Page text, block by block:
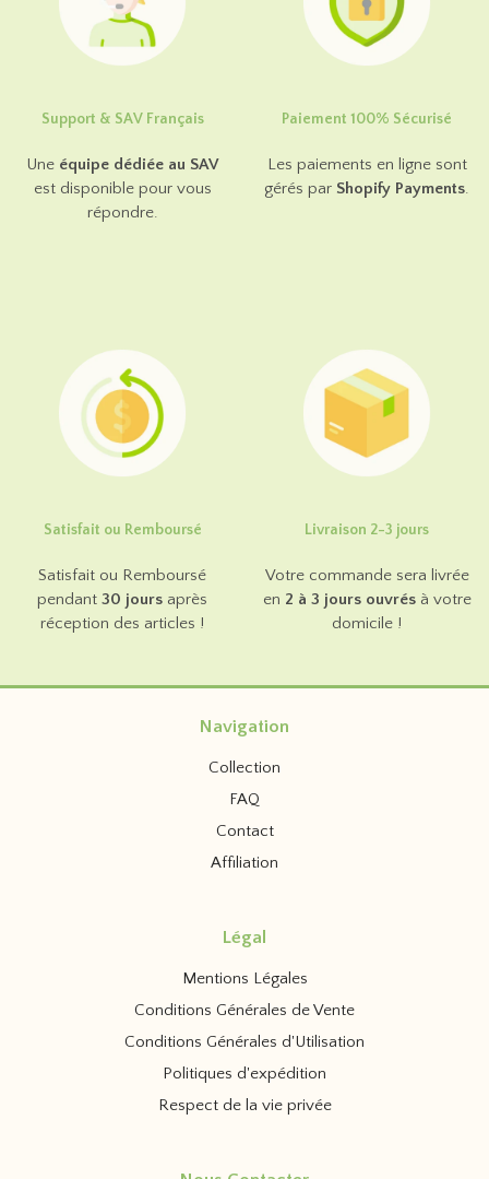
Support & SAV Français
Une équipe dédiée au SAV
est disponible pour vous
répondre.
Paiement 100% Sécurisé
Les paiements en ligne sont
gérés par Shopify Payments.
Satisfait ou Remboursé
Satisfait ou Remboursé
pendant 30 jours après
réception des articles !
Livraison 2-3 jours
Votre commande sera livrée
en 2 à 3 jours ouvrésà votre
domicile !
Navigation
Collection
FAQ
Contact
Affiliation
Légal
Mentions Légales
Conditions Générales de Vente
Conditions Générales d'Utilisation
Politiques d'expédition
Respect de la vie privée